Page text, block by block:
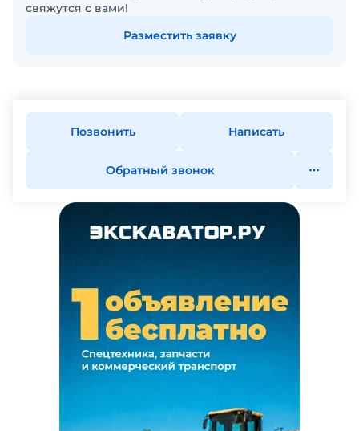
свяжутся с вами!
Разместить заявку
Позвонить Написать
Обратный звонок